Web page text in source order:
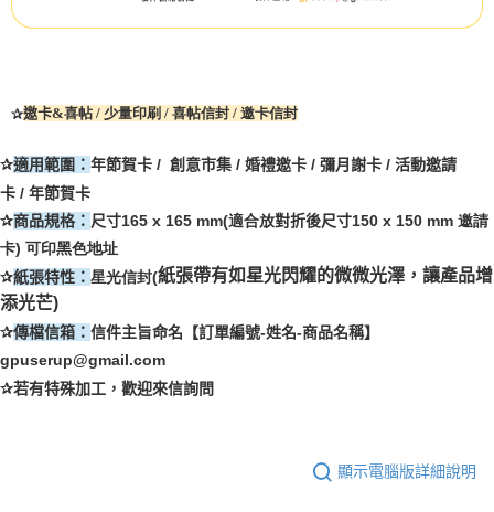
✰邀卡&喜帖 / 少量印刷 / 喜帖信封 / 邀卡信封
✰適用範圍： 年節賀卡 / 創意市集 / 婚禮邀卡 / 彌月謝卡 / 活動邀請
卡 / 年節賀卡
✰商品規格： 尺寸165 x 165 mm(適合放對折後尺寸150 x 150 mm 邀請
卡) 可印黑色地址
✰紙張特性： 星光信封(紙張帶有如星光閃耀的微微光澤，讓產品增
添光芒)
✰傳檔信箱： 信件主旨命名【訂單編號-姓名-商品名稱】
gpuserup@gmail.com
✰若有特殊加工，歡迎來信詢問
顯示電腦版詳細說明